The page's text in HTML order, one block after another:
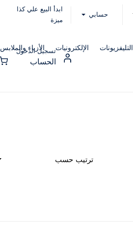
حسابي
ابدأ البيع علي كذا
ميزة
التليفزيونات الإلكترونيات الأزياء والملابس
تسجيل الدخول
الحساب
ترتيب حسب